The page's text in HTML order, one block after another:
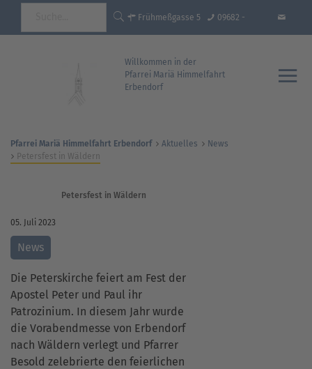
Frühmeßgasse 5 09682 -
Willkommen in der
Pfarrei Mariä Himmelfahrt
Erbendorf
Pfarrei Mariä Himmelfahrt Erbendorf Aktuelles
News
Petersfest in Wäldern
Petersfest in Wäldern
05. Juli 2023
News
Die Peterskirche feiert am Fest der
Apostel Peter und Paul ihr
Patrozinium. In diesem Jahr wurde
die Vorabendmesse von Erbendorf
nach Wäldern verlegt und Pfarrer
Besold zelebrierte den feierlichen